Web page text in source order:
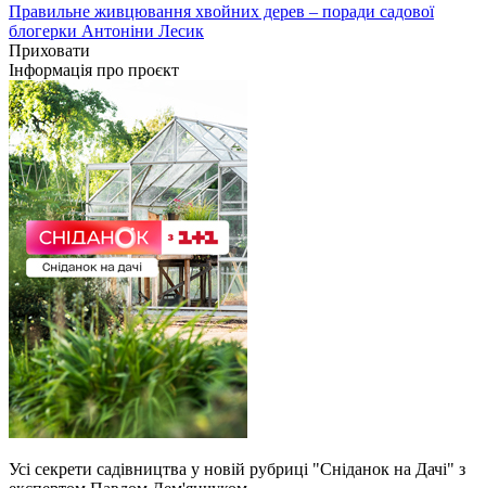
Правильне живцювання хвойних дерев – поради садової
блогерки Антоніни Лесик
Приховати
Інформація про проєкт
Усі секрети садівництва у новій рубриці "Сніданок на Дачі" з